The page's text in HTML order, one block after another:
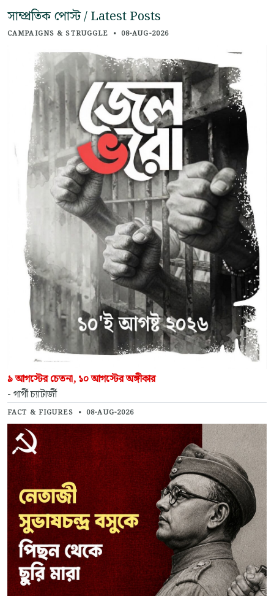
সাম্প্রতিক পোস্ট / Latest Posts
CAMPAIGNS & STRUGGLE • 08-AUG-2026
৯ আগস্টের চেতনা, ১০ আগস্টের অঙ্গীকার
- গার্গী চ্যাটার্জী
FACT & FIGURES • 08-AUG-2026